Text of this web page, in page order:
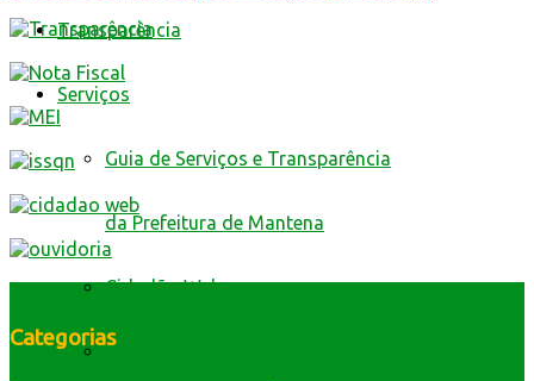
Transparência
Serviços
Guia de Serviços e Transparência
da Prefeitura de Mantena
Cidadão Web
Conselhos
Categorias